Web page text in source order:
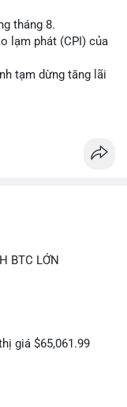
tháng 8.
lạm phát (CPI) của
tạm dừng tăng lãi
BTC LỚN
giá $65,061.99